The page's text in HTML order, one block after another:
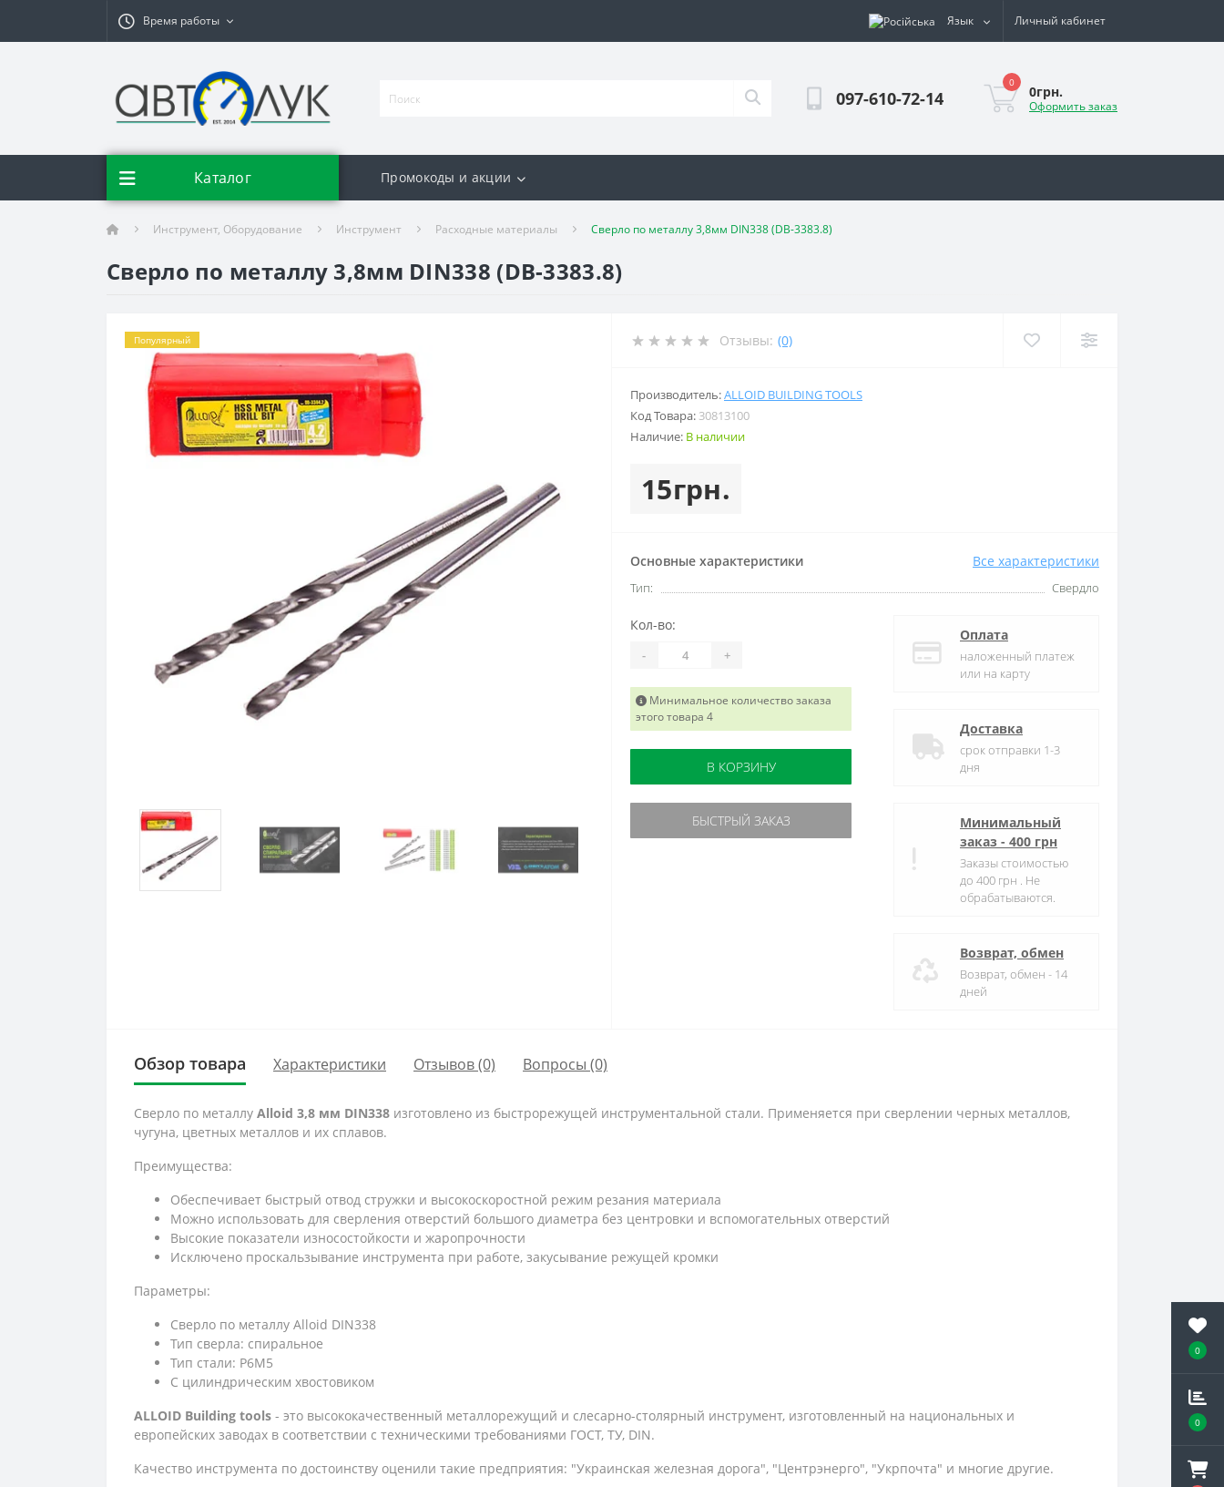
0
0
Время работы Язык Личный кабинет
097-610-72-14
0
0грн.
Оформить заказ
Каталог Промокоды и акции
Инструмент, Оборудование Инструмент Расходные материалы Сверло по металлу 3,8мм DIN338 (DB-3383.8)
Сверло по металлу 3,8мм DIN338 (DB-3383.8)
Популярный Отзывы: (0)
Производитель:ALLOID BUILDING TOOLS
Код Товара: 30813100
Наличие: В наличии
15грн.
Основные характеристики Все характеристики
Тип: Свердло
Кол-во:
- +
Минимальное количество заказа
этого товара 4
В КОРЗИНУ
БЫСТРЫЙ ЗАКАЗ
Оплата
наложенный платеж
или на карту
Доставка
срок отправки 1-3
дня
Минимальный
заказ - 400 грн
Заказы стоимостью
до 400 грн . Не
обрабатываются.
Возврат, обмен
Возврат, обмен - 14
дней
Обзор товара Характеристики Отзывов (0) Вопросы (0)
Сверло по металлу Alloid 3,8 мм DIN338 изготовлено из быстрорежущей инструментальной стали. Применяется при сверлении черных металлов,
чугуна, цветных металлов и их сплавов.
Преимущества:
Обеспечивает быстрый отвод стружки и высокоскоростной режим резания материала
Можно использовать для сверления отверстий большого диаметра без центровки и вспомогательных отверстий
Высокие показатели износостойкости и жаропрочности
Исключено проскальзывание инструмента при работе, закусывание режущей кромки
Параметры:
Сверло по металлу Alloid DIN338
Тип сверла: спиральное
Тип стали: Р6М5
С цилиндрическим хвостовиком
ALLOID Building tools - это высококачественный металлорежущий и слесарно-столярный инструмент, изготовленный на национальных и
европейских заводах в соответствии с техническими требованиями ГОСТ, ТУ, DIN.
Качество инструмента по достоинству оценили такие предприятия: "Украинская железная дорога", "Центрэнерго", "Укрпочта" и многие другие.